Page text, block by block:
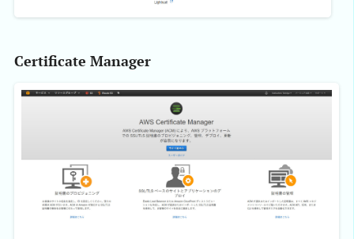
Certificate Manager